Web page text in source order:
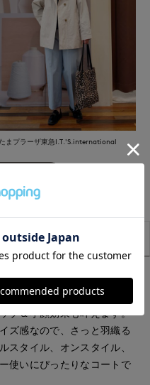
たまプラーザ東急I.T.'S.international
細 購入レビュー
いテントラインとスタンド
プ＆小顔効果も叶えます。
ズ感なので、さっと羽織る
スタイル、オンスタイル、
使いにぴったりなコートで